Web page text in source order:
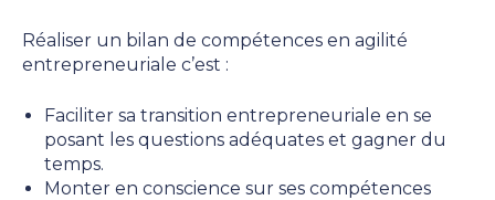
Réaliser un bilan de compétences en agilité
entrepreneuriale c’est :
Faciliter sa transition entrepreneuriale en se
posant les questions adéquates et gagner du
temps.
Monter en conscience sur ses compétences